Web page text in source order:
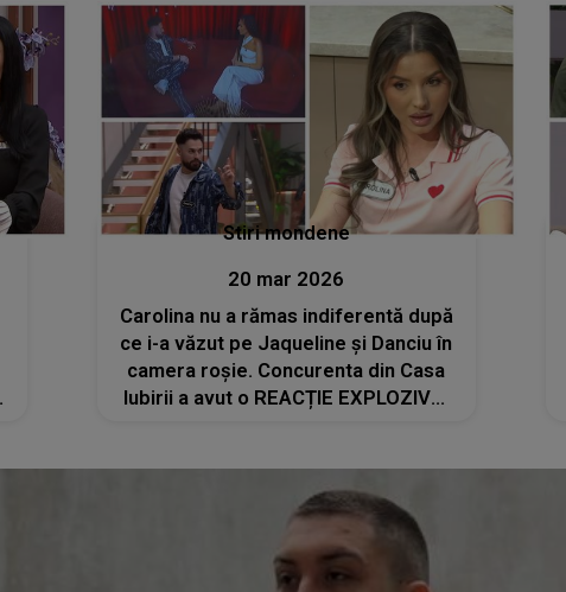
tău îmi era rușine să..."
Stiri mondene
20 mar 2026
Carolina nu a rămas indiferentă după
ce i-a văzut pe Jaqueline și Danciu în
camera roșie. Concurenta din Casa
Iubirii a avut o REACȚIE EXPLOZIVĂ!